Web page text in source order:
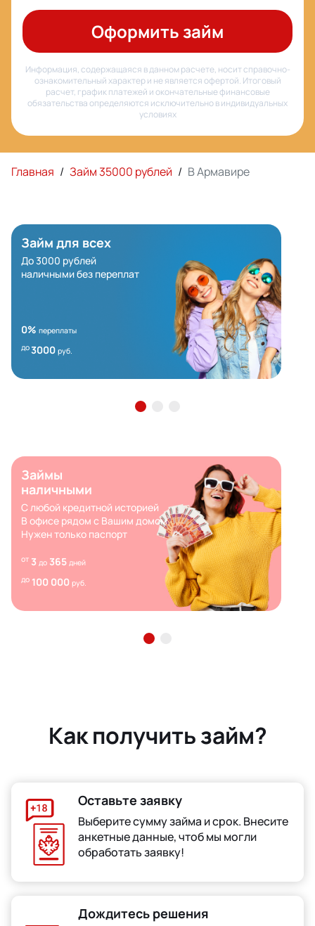
Оформить займ
Информация, содержащаяся в данном расчете, носит справочно-
ознакомительный характер и не является офертой. Итоговый
расчет, график платежей и окончательные финансовые
обязательства определяются исключительно в индивидуальных
условиях
Главная / Займ 35000 рублей / В Армавире
Займ для всех
До 3000 рублей
наличными без переплат
0% переплаты
до3000 руб.
Займы
наличными
С любой кредитной историей
В офисе рядом с Вашим домом
Нужен только паспорт
от 3 до 365 дней
до 100 000 руб.
Как получить займ?
Оставьте заявку
Выберите сумму займа и срок. Внесите
анкетные данные, чтоб мы могли
обработать заявку!
Дождитесь решения